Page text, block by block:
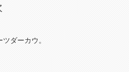
ダーカウ。